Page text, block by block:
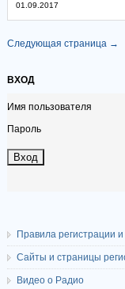
01.09.2017
Следующая страница →
ВХОД
Имя пользователя
Пароль
Правила регистрации
Сайты и страницы
Видео о Радио